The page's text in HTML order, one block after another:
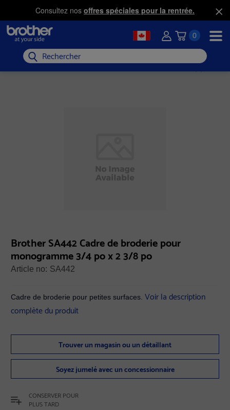
Consultez nos offres spéciales pour la rentrée.
0
Rechercher
Brother SA442 Cadre de broderie pour
monogramme 3/4 po x 2 3/8 po
Article no: SA442
Cadre de broderie pour petites surfaces.Voir la description
complète du produit
Trouver un magasin ou un détaillant
Soyez jumelé avec un concessionnaire
CONSERVER POUR
PLUS TARD